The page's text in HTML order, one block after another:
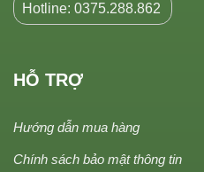
Hotline: 0375.288.862
HỖ TRỢ
Hướng dẫn mua hàng
Chính sách bảo mật thông tin